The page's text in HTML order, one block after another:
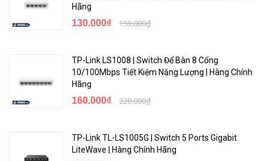
<Hotline: 0828.011.011 - (028)7300.2021 - VoHoang.vn
Hãng
130.000₫ 159.000₫
TP-Link LS1008 | Switch Để Bàn 8 Cổng
10/100Mbps Tiết Kiệm Năng Lượng | Hàng Chính
Hãng
160.000₫ 220.000₫
TP-Link TL-LS1005G | Switch 5 Ports Gigabit
LiteWave | Hàng Chính Hãng